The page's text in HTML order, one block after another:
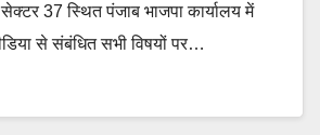
सेक्टर 37 स्थित पंजाब भाजपा कार्यालय में
से संबंधित सभी विषयों पर…